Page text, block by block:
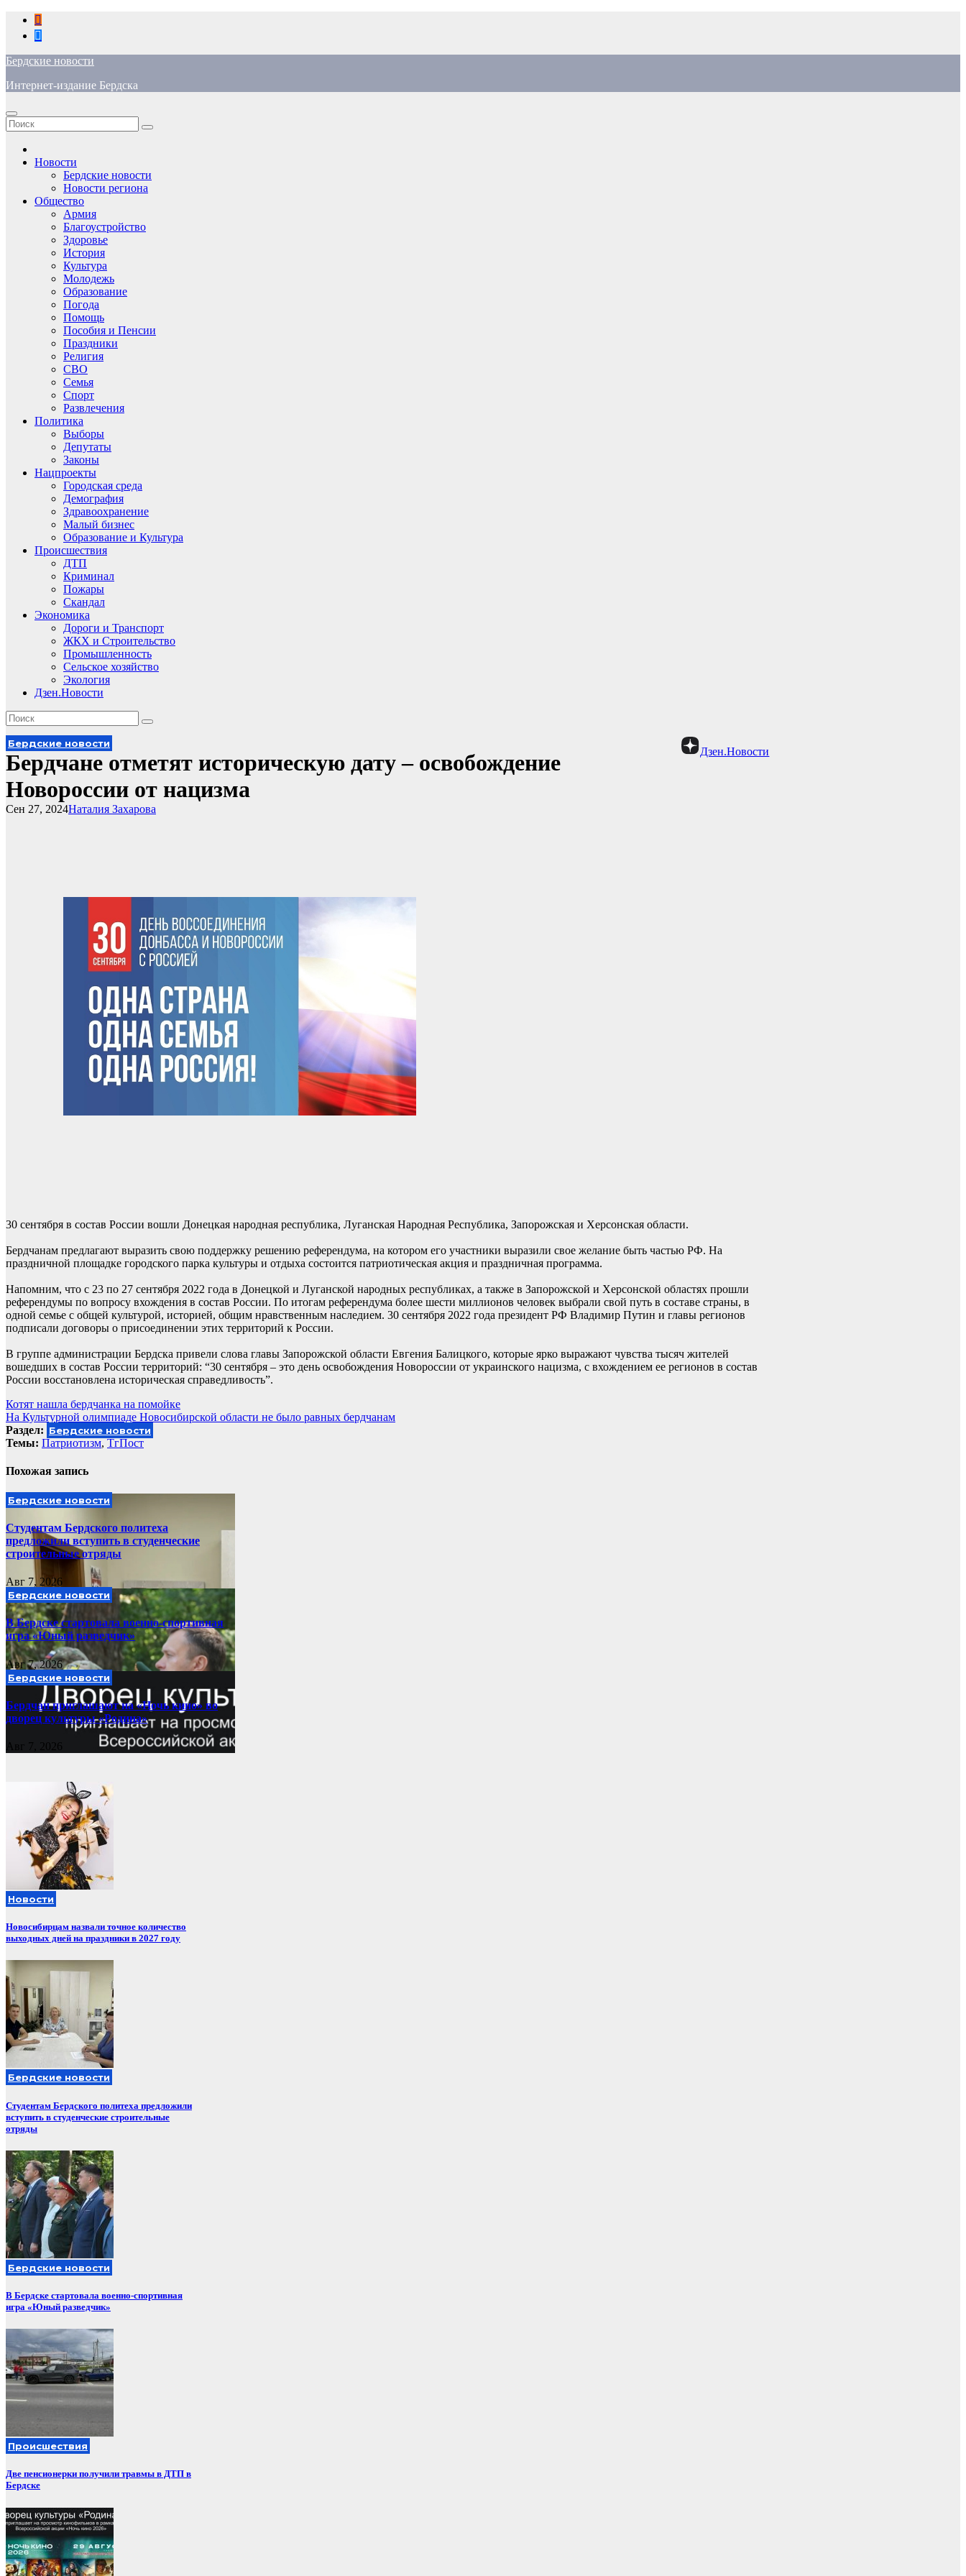
Перейти
содержимому
Бердские новости
Интернет-издание Бердска
Новости
Бердские новости
Новости региона
Общество
Армия
Благоустройство
Здоровье
История
Культура
Молодежь
Образование
Погода
Помощь
Пособия и Пенсии
Праздники
Религия
СВО
Семья
Спорт
Развлечения
Политика
Выборы
Депутаты
Законы
Нацпроекты
Городская среда
Демография
Здравоохранение
Малый бизнес
Образование и Культура
Происшествия
ДТП
Криминал
Пожары
Скандал
Экономика
Дороги и Транспорт
ЖКХ и Строительство
Промышленность
Сельское хозяйство
Экология
Дзен.Новости
Дзен.Новости
Бердские новости
Бердчане отметят историческую дату – освобождение
Новороссии от нацизма
Наталия Захарова
Сен 27, 2024
30 сентября в состав России вошли Донецкая народная республика, Луганская Народная Республика, Запорожская и Херсонская области.
Бердчанам предлагают выразить свою поддержку решению референдума, на котором его участники выразили свое желание быть частью РФ. На
праздничной площадке городского парка культуры и отдыха состоится патриотическая акция и праздничная программа.
Напомним, что с 23 по 27 сентября 2022 года в Донецкой и Луганской народных республиках, а также в Запорожской и Херсонской областях прошли
референдумы по вопросу вхождения в состав России. По итогам референдума более шести миллионов человек выбрали свой путь в составе страны, в
одной семье с общей культурой, историей, общим нравственным наследием. 30 сентября 2022 года президент РФ Владимир Путин и главы регионов
подписали договоры о присоединении этих территорий к России.
В группе администрации Бердска привели слова главы Запорожской области Евгения Балицкого, которые ярко выражают чувства тысяч жителей
вошедших в состав России территорий: “30 сентября – это день освобождения Новороссии от украинского нацизма, с вхождением ее регионов в состав
России восстановлена историческая справедливость”.
Навигация
по
записям
Котят нашла бердчанка на помойке
На Культурной олимпиаде Новосибирской области не было равных бердчанам
Раздел: Бердские новости
Темы: Патриотизм, ТгПост
Похожая запись
Бердские новости
Студентам Бердского политеха
предложили вступить в студенческие
строительные отряды
Авг 7, 2026
Бердские новости
В Бердске стартовала военно-спортивная
игра «Юный разведчик»
Авг 7, 2026
Бердские новости
Бердчан приглашают на «Ночь кино» во
дворец культуры «Родина»
Авг 7, 2026
Новости
Новосибирцам назвали точное количество
выходных дней на праздники в 2027 году
Бердские новости
Студентам Бердского политеха предложили
вступить в студенческие строительные
отряды
Бердские новости
В Бердске стартовала военно-спортивная
игра «Юный разведчик»
Происшествия
Две пенсионерки получили травмы в ДТП в
Бердске